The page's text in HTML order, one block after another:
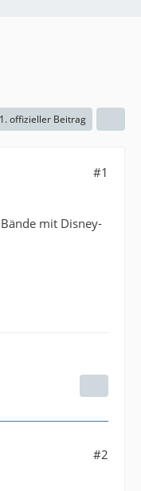
1. offizieller Beitrag
#1
mit Disney-
#2